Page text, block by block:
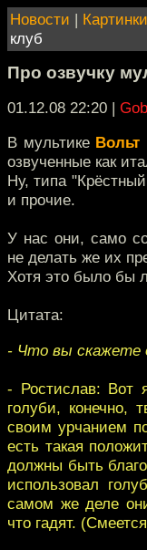
Новости | Картинки
клуб
Про озвучку
01.12.08 22:20 |
В мультике Вольт
озвученные как
Ну, типа
и прочие.
У нас они, само
не делать же их
Хотя это было бы
Цитата:
- Что вы скажете
- Ростислав: Вот
голуби, конечно,
своим урчанием
есть такая
должны быть
использовал
самом же деле
что гадят.